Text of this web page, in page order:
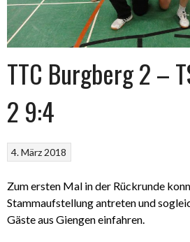
TTC Burgberg 2 –
2 9:4
4. März 2018
Zum ersten Mal in der Rückrunde
Stammaufstellung antreten und
Gäste aus Giengen einfahren.